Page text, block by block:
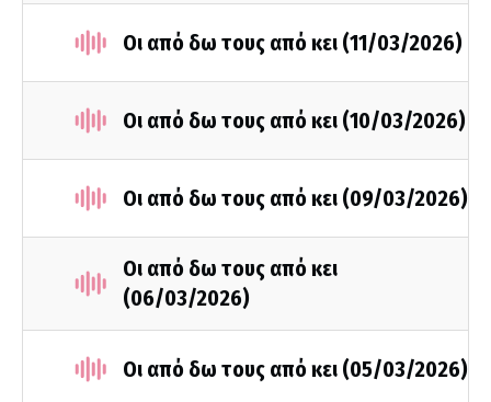
Οι από δω τους από κει (11/03/2026)
Οι από δω τους από κει (10/03/2026)
Οι από δω τους από κει (09/03/2026)
Οι από δω τους από κει
(06/03/2026)
Οι από δω τους από κει (05/03/2026)